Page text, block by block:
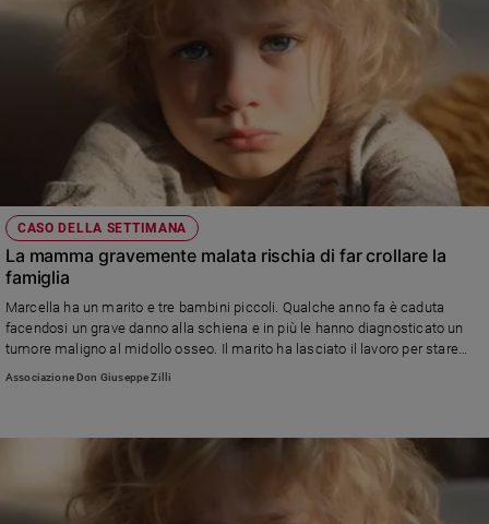
CASO DELLA SETTIMANA
La mamma gravemente malata rischia di far crollare la
famiglia
Marcella ha un marito e tre bambini piccoli. Qualche anno fa è caduta
facendosi un grave danno alla schiena e in più le hanno diagnosticato un
tumore maligno al midollo osseo. Il marito ha lasciato il lavoro per stare
con lei e i figli ma adesso non hanno più soldi per le cure mediche e
Associazione Don Giuseppe Zilli